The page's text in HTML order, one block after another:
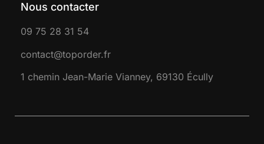
Nous contacter
09 75 28 31 54
contact@toporder.fr
1 chemin Jean-Marie Vianney, 69130 Écully